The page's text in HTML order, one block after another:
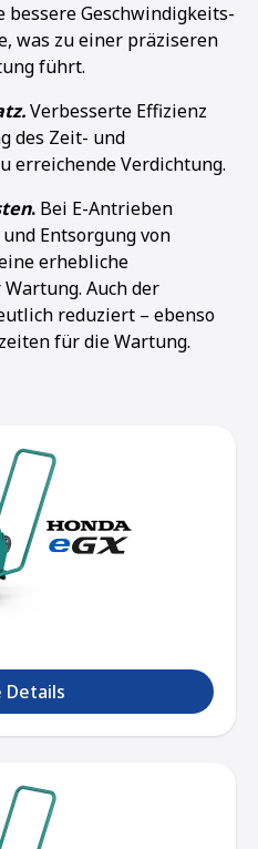
Geschwindigkeits-
was zu einer präziseren
führt.
Verbesserte Effizienz
des Zeit- und
erreichende Verdichtung.
. Bei E-Antrieben
Entsorgung von
erhebliche
Auch der
reduziert – ebenso
für die Wartung.
Details